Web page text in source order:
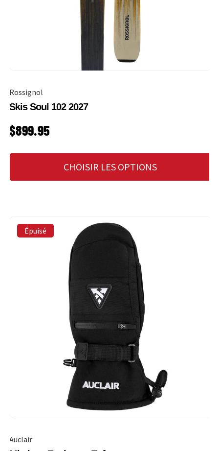
Rossignol
Skis Soul 102 2027
PRIX HABITUEL
$899.95
CHOISIR LES OPTIONS
Épuisé
Auclair